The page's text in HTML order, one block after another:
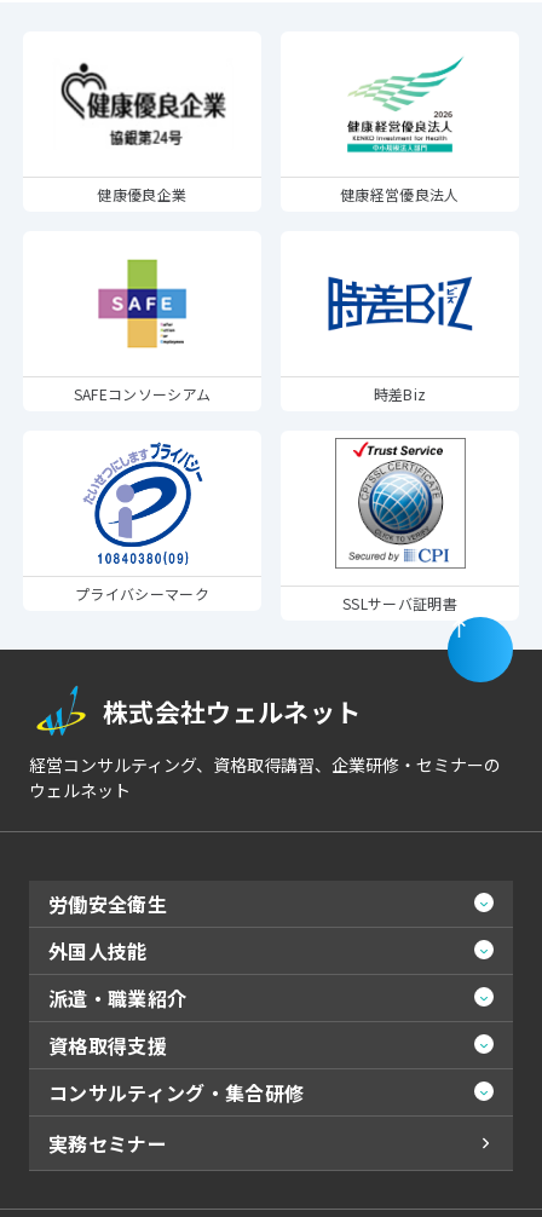
健康優良企業 健康経営優良法人
SAFEコンソーシアム 時差Biz
プライバシーマーク SSLサーバ証明書
株式会社ウェルネット
経営コンサルティング、資格取得講習、企業研修・セミナーの
ウェルネット
労働安全衛生
外国人技能
派遣・職業紹介
資格取得支援
コンサルティング・集合研修
実務セミナー